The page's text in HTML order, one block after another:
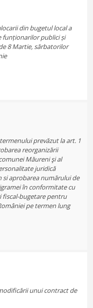
din bugetul local a
funționarilor publici și
8 Martie, sărbatorilor
prevăzut la art. 1
reorganizării
Măureni şi al
juridică
si aprobarea numărului de
în conformitate cu
fiscal-bugetare pentru
pe termen lung
unui contract de